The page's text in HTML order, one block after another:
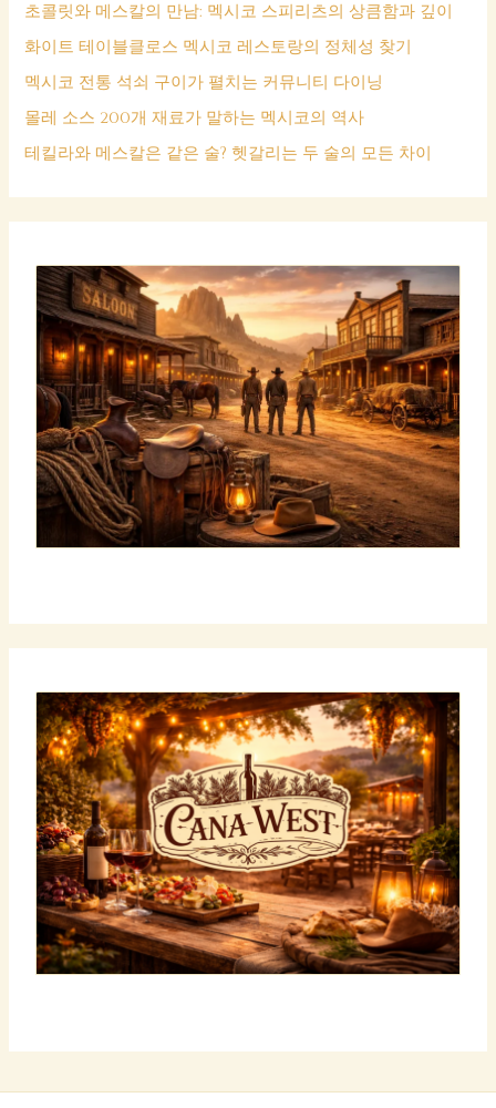
초콜릿와 메스칼의 만남: 멕시코 스피리츠의 상큼함과 깊이
화이트 테이블클로스 멕시코 레스토랑의 정체성 찾기
멕시코 전통 석쇠 구이가 펼치는 커뮤니티 다이닝
몰레 소스 200개 재료가 말하는 멕시코의 역사
테킬라와 메스칼은 같은 술? 헷갈리는 두 술의 모든 차이